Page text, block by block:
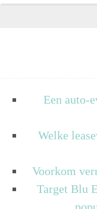
Een auto-
Welke
Voorkom
Target Blu